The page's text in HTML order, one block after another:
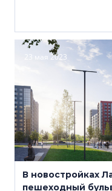
23 мая 2023
В новостройках
пешеходный